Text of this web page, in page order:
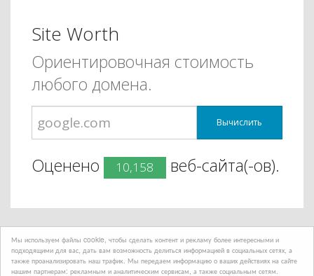
Мы используем файлы cookie, чтобы сделать контент и рекламу более интересными и
подходящими для вас, дать вам возможность делиться информацией в социальных сетях, а
также проанализировать наш трафик. Мы передаем информацию о ваших действиях на сайте
нашим партнерам: рекламным и аналитическим сервисам, а также социальным сетям.
Site Worth
Ориентировочная стоимость
любого домена.
Вычислить
Оценено 10,158 веб-сайта(-ов).